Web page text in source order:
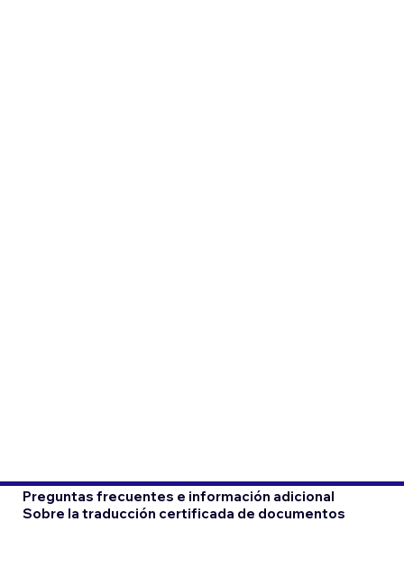
Preguntas frecuentes e información adicional
Sobre la traducción certificada de documentos